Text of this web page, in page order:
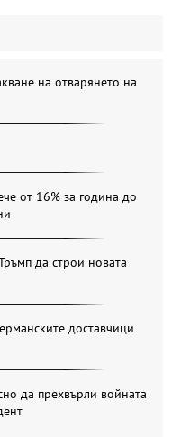
на отварянето на
от 16% за година до
да строи новата
доставчици
да прехвърли войната